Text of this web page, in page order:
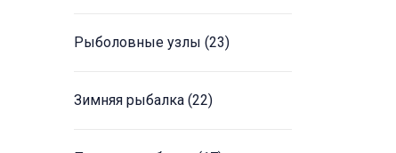
Рыболовные узлы (23)
Зимняя рыбалка (22)